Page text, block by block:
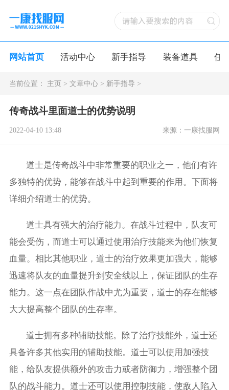
网站首页 活动中心 新手指导 装备道具 任
当前位置： 主页> 文章中心> 新手指导 >
传奇战斗里面道士的优势说明
2022-04-10 13:48 来源：一康找服网
道士是传奇战斗中非常重要的职业之一，他们有许
多独特的优势，能够在战斗中起到重要的作用。下面将
详细介绍道士的优势。
道士具有强大的治疗能力。在战斗过程中，队友可
能会受伤，而道士可以通过使用治疗技能来为他们恢复
血量。相比其他职业，道士的治疗效果更加强大，能够
迅速将队友的血量提升到安全线以上，保证团队的生存
能力。这一点在团队作战中尤为重要，道士的存在能够
大大提高整个团队的生存率。
道士拥有多种辅助技能。除了治疗技能外，道士还
具备许多其他实用的辅助技能。道士可以使用加强技
能，给队友提供额外的攻击力或者防御力，增强整个团
队的战斗能力。道士还可以使用控制技能，使敌人陷入